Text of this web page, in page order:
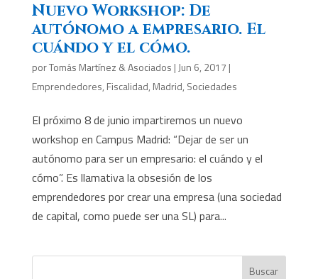
Nuevo Workshop: De
autónomo a empresario. El
cuándo y el cómo.
porTomás Martínez & Asociados | Jun 6, 2017 |
Emprendedores, Fiscalidad, Madrid, Sociedades
El próximo 8 de junio impartiremos un nuevo
workshop en Campus Madrid: “Dejar de ser un
autónomo para ser un empresario: el cuándo y el
cómo”. Es llamativa la obsesión de los
emprendedores por crear una empresa (una sociedad
de capital, como puede ser una SL) para...
Buscar